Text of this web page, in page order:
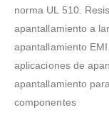
norma UL 510.
apantallamiento a
apantallamiento
aplicaciones de
apantallamiento
componentes